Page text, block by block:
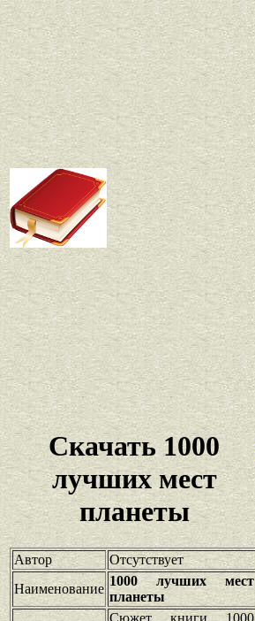
Скачать 1000
лучших мест
планеты
Автор
Отсутствует
Наименование
1000 лучших мест
планеты
Сюжет книги 1000